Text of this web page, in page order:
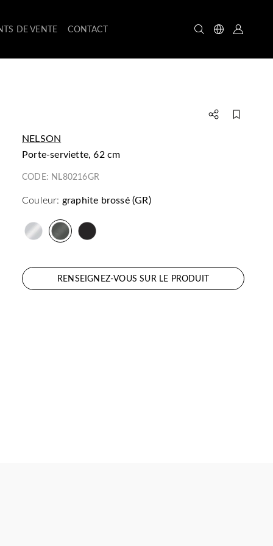
DE VENTE CONTACT
NELSON
porte-serviette, 62 cm
CODE: NL80216GR
Couleur: graphite brossé (GR)
RENSEIGNEZ-VOUS SUR LE PRODUIT